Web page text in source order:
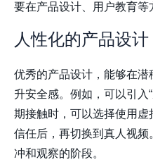
要在产品设计、用户教育等
人性化的产品设计
优秀的产品设计，能够在
升安全感。例如，可以引入
期接触时，可以选择使用
信任后，再切换到真人视
冲和观察的阶段。